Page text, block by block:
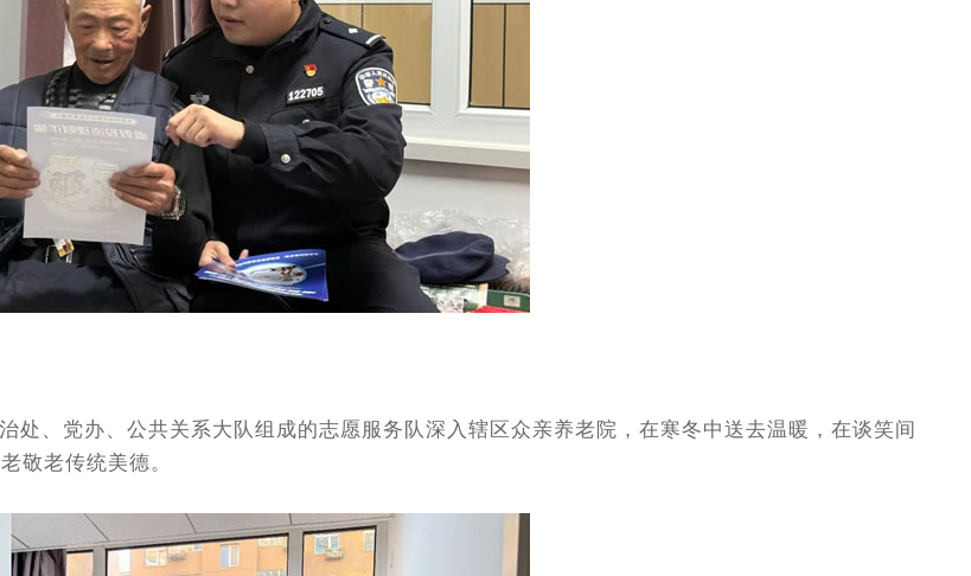
、党办、公共关系大队组成的志愿服务队深入辖区众亲养老院，在寒冬中送去温暖，在谈笑间
敬老传统美德。